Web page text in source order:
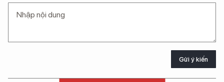
Gửi ý kiến